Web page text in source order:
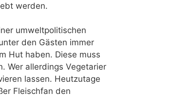
werden.
umweltpolitischen
den Gästen immer
Hut haben. Diese muss
Wer allerdings Vegetarier
lassen. Heutzutage
Fleischfan den